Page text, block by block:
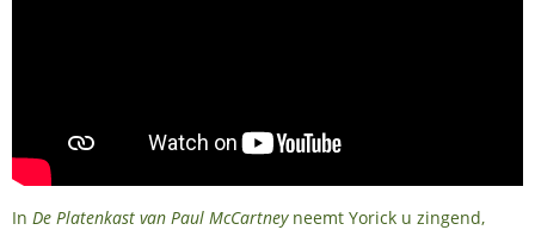
In De Platenkast van Paul McCartneyneemt Yorick u zingend,